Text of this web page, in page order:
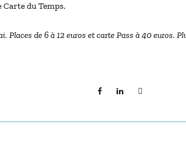
Carte du Temps.
Places de 6 à 12 euros et carte Pass à 40 euros.